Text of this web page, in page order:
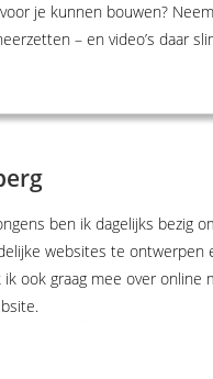
je kunnen bouwen?
– en video’s daar
ben ik dagelijks bezig
websites te ontwerpen
ook graag mee over online